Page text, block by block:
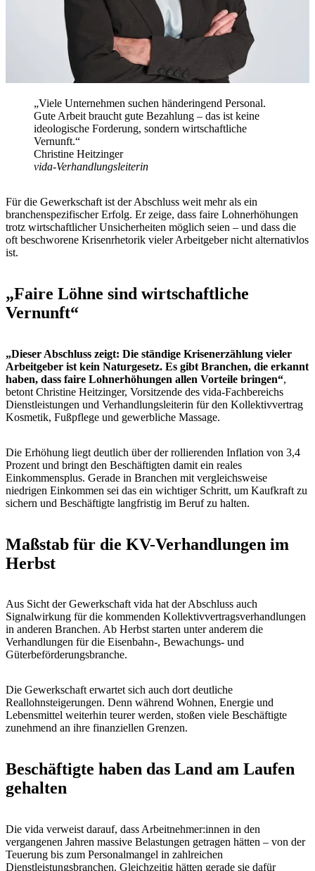
„Viele Unternehmen suchen händeringend Personal.
Gute Arbeit braucht gute Bezahlung – das ist keine
ideologische Forderung, sondern wirtschaftliche
Vernunft.“
Christine Heitzinger
vida-Verhandlungsleiterin
Für die Gewerkschaft ist der Abschluss weit mehr als ein
branchenspezifischer Erfolg. Er zeige, dass faire Lohnerhöhungen
trotz wirtschaftlicher Unsicherheiten möglich seien – und dass die
oft beschworene Krisenrhetorik vieler Arbeitgeber nicht alternativlos
ist.
„Faire Löhne sind wirtschaftliche
Vernunft“
„Dieser Abschluss zeigt: Die ständige Krisenerzählung vieler
Arbeitgeber ist kein Naturgesetz. Es gibt Branchen, die erkannt
haben, dass faire Lohnerhöhungen allen Vorteile bringen“,
betont Christine Heitzinger, Vorsitzende des vida-Fachbereichs
Dienstleistungen und Verhandlungsleiterin für den Kollektivvertrag
Kosmetik, Fußpflege und gewerbliche Massage.
Die Erhöhung liegt deutlich über der rollierenden Inflation von 3,4
Prozent und bringt den Beschäftigten damit ein reales
Einkommensplus. Gerade in Branchen mit vergleichsweise
niedrigen Einkommen sei das ein wichtiger Schritt, um Kaufkraft zu
sichern und Beschäftigte langfristig im Beruf zu halten.
Maßstab für die KV-Verhandlungen im
Herbst
Aus Sicht der Gewerkschaft vida hat der Abschluss auch
Signalwirkung für die kommenden Kollektivvertragsverhandlungen
in anderen Branchen. Ab Herbst starten unter anderem die
Verhandlungen für die Eisenbahn-, Bewachungs- und
Güterbeförderungsbranche.
Die Gewerkschaft erwartet sich auch dort deutliche
Reallohnsteigerungen. Denn während Wohnen, Energie und
Lebensmittel weiterhin teurer werden, stoßen viele Beschäftigte
zunehmend an ihre finanziellen Grenzen.
Beschäftigte haben das Land am Laufen
gehalten
Die vida verweist darauf, dass Arbeitnehmer:innen in den
vergangenen Jahren massive Belastungen getragen hätten – von der
Teuerung bis zum Personalmangel in zahlreichen
Dienstleistungsbranchen. Gleichzeitig hätten gerade sie dafür